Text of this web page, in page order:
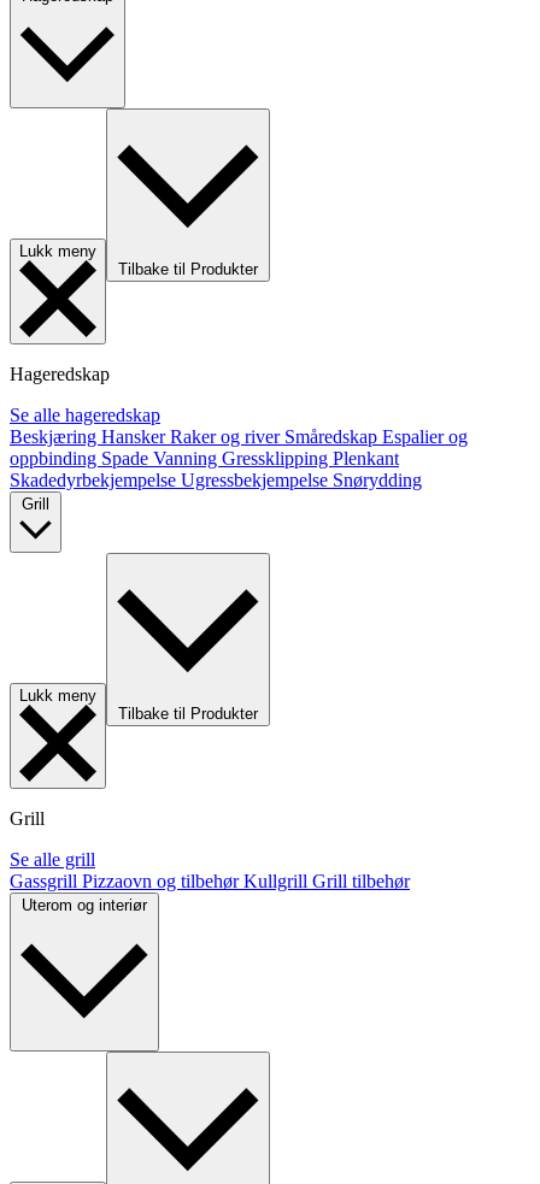
Lukk meny
Tilbake til Produkter
Hageredskap
Se alle hageredskap
Beskjæring HanskerRaker og river Småredskap Espalier og
oppbinding Spade Vanning Gressklipping Plenkant
Skadedyrbekjempelse Ugressbekjempelse Snørydding
Lukk meny
Tilbake til Produkter
Grill
Se alle grill
Gassgrill Pizzaovn og tilbehørKullgrill Grill tilbehør
Uterom og interiør